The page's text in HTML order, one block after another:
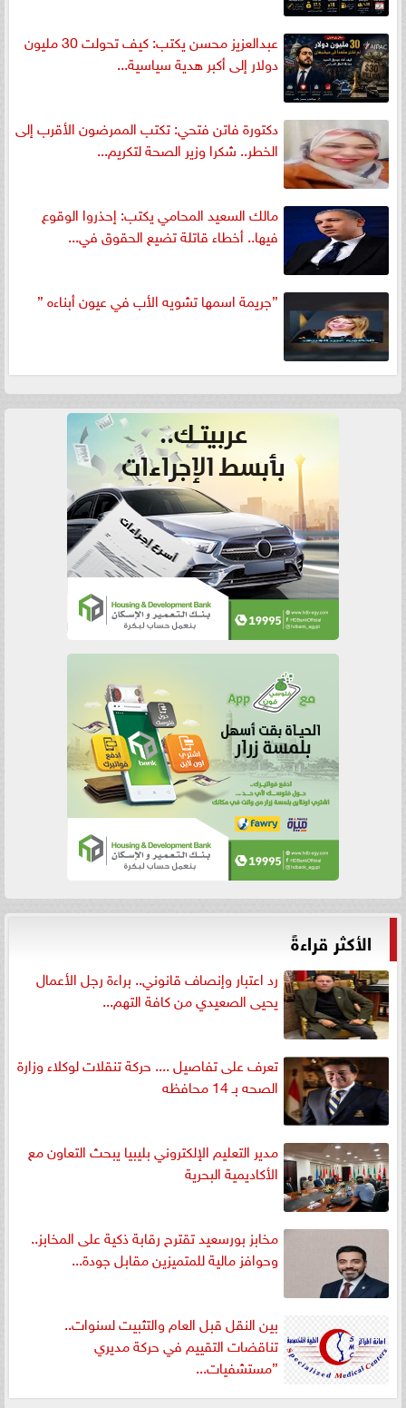
عبدالعزيز محسن يكتب: كيف تحولت 30 مليون
دولار إلى أكبر هدية سياسية...
دكتورة فاتن فتحي: تكتب الممرضون الأقرب إلى
الخطر.. شكرا وزير الصحة لتكريم...
مالك السعيد المحامي يكتب: إحذروا الوقوع
فيها.. أخطاء قاتلة تضيع الحقوق في...
”جريمة اسمها تشويه الأب في عيون أبناءه ”
الأكثر قراءةً
رد اعتبار وإنصاف قانوني.. براءة رجل الأعمال
يحيى الصعيدي من كافة التهم...
تعرف على تفاصيل .... حركة تنقلات لوكلاء وزارة
الصحه بـ 14 محافظه
مدير التعليم الإلكتروني بليبيا يبحث التعاون مع
الأكاديمية البحرية
مخابز بورسعيد تقترح رقابة ذكية على المخابز..
وحوافز مالية للمتميزين مقابل جودة...
بين النقل قبل العام والتثبيت لسنوات..
تناقضات التقييم في حركة مديري
”مستشفيات...